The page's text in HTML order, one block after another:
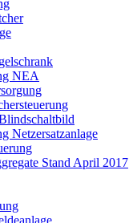
NEA
Netzersatzanlage
Stand April 2017